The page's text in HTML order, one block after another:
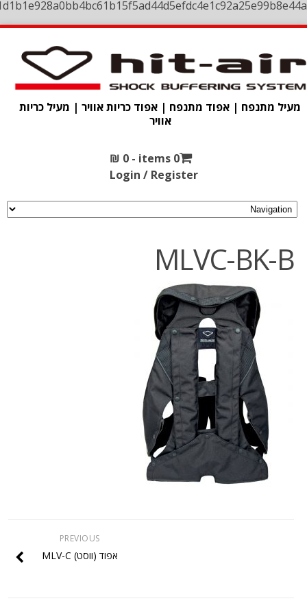
מעיל מתנפח | אפוד מתנפח | אפוד כריות אוויר | מעיל כריות
אוויר
0 items -
₪ 0
Login / Register
MLVC-BK-B
PREVIOUS
אפוד (ווסט) MLV-C